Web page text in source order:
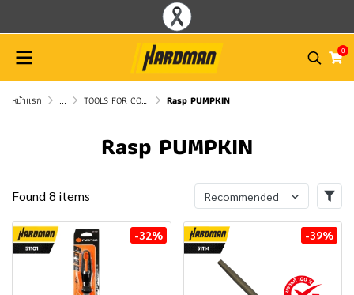
0
หน้าแรก ... TOOLS FOR CONSTRUCTION USES PUMPKIN Rasp PUMPKIN
Rasp PUMPKIN
Found 8 items Recommended
-32% -39%